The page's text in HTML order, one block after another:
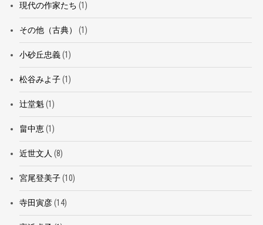
現代の作家たち (1)
その他（古典） (1)
小砂丘忠義(1)
松谷みよ子(1)
辻堂魁(1)
畠中恵(1)
近世文人 (8)
宮尾登美子(10)
寺田寅彦(14)